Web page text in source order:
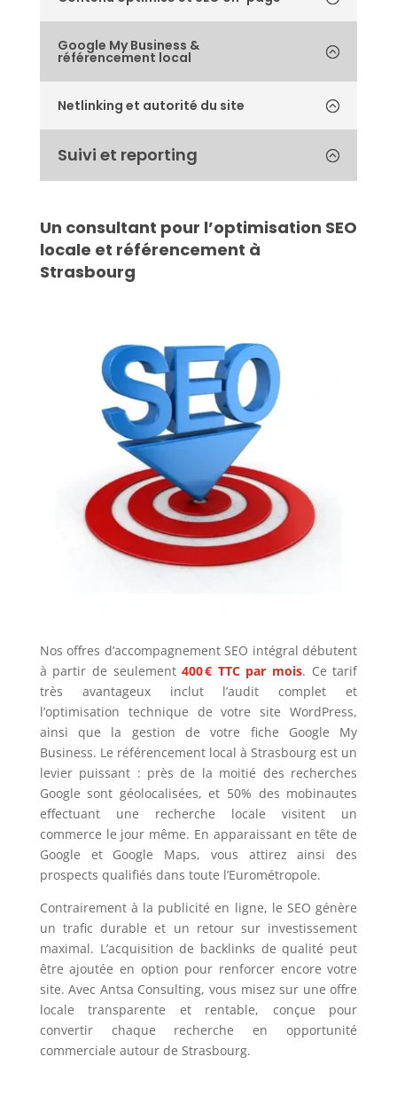
Google My Business &
référencement local
Netlinking et autorité du site
Suivi et reporting
Un consultant pour l’optimisation SEO
locale et référencement à
Strasbourg
Nos offres d’accompagnement SEO intégral débutent
à partir de seulement400 € TTC par mois. Ce tarif
très avantageux inclut l’audit complet et
l’optimisation technique de votre site WordPress,
ainsi que la gestion de votre fiche Google My
Business. Le référencement local à Strasbourg est un
levier puissant : près de la moitié des recherches
Google sont géolocalisées, et 50% des mobinautes
effectuant une recherche locale visitent un
commerce le jour même. En apparaissant en tête de
Google et Google Maps, vous attirez ainsi des
prospects qualifiés dans toute l’Eurométropole.
Contrairement à la publicité en ligne, le SEO génère
un trafic durable et un retour sur investissement
maximal. L’acquisition de backlinks de qualité peut
être ajoutée en option pour renforcer encore votre
site. Avec Antsa Consulting, vous misez sur une offre
locale transparente et rentable, conçue pour
convertir chaque recherche en opportunité
commerciale autour de Strasbourg.